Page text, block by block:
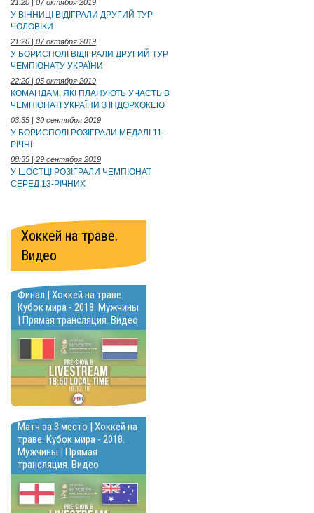
21:20 | 07 октября 2019
У ВІННИЦІ ВІДІГРАЛИ ДРУГИЙ ТУР
ЧОЛОВІКИ
21:20 | 07 октября 2019
У БОРИСПОЛІ ВІДІГРАЛИ ДРУГИЙ ТУР
ЧЕМПІОНАТУ УКРАЇНИ
22:20 | 05 октября 2019
КОМАНДАМ, ЯКІ ПЛАНУЮТЬ УЧАСТЬ В
ЧЕМПІОНАТІ УКРАЇНИ З ІНДОРХОКЕЮ
03:35 | 30 сентября 2019
У БОРИСПОЛІ РОЗІГРАЛИ МЕДАЛІ 11-
РІЧНІ
08:35 | 29 сентября 2019
У ШОСТЦІ РОЗІГРАЛИ ЧЕМПІОНАТ
СЕРЕД 13-РІЧНИХ
Хоккей на траве.
Видео
Финал | Хоккей на траве.
Кубок мира - 2018. Мужчины
| Прямая трансляция. Видео
Матч за 3 место | Хоккей на
траве. Кубок мира - 2018.
Мужчины | Прямая
трансляция. Видео